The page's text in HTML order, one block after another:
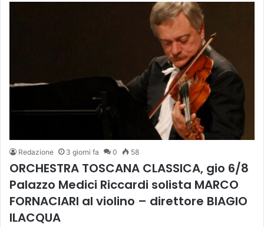
Redazione 3 giorni fa 0 58
ORCHESTRA TOSCANA CLASSICA, gio 6/8
Palazzo Medici Riccardi solista MARCO
FORNACIARI al violino – direttore BIAGIO
ILACQUA